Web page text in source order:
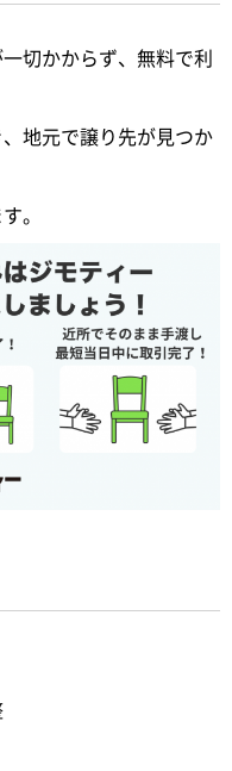
切かからず、無料で利
地元で譲り先が見つか
。